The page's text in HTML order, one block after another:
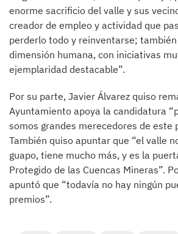
enorme sacrificio del valle y sus
creador de empleo y actividad que
perderlo todo y reinventarse;
dimensión humana, con iniciativas
ejemplaridad destacable”.
Por su parte, Javier Álvarez quiso
Ayuntamiento apoya la candidatura
somos grandes merecedores de este
También quiso apuntar que “el valle
guapo, tiene mucho más, y es la
Protegido de las Cuencas Mineras”.
apuntó que “todavía no hay ningún
premios”.